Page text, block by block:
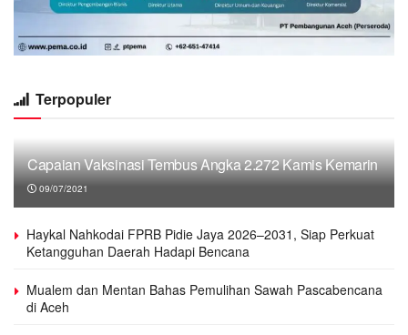
Terpopuler
Capaian Vaksinasi Tembus Angka 2.272 Kamis Kemarin
09/07/2021
Haykal Nahkodai FPRB Pidie Jaya 2026–2031, Siap Perkuat
Ketangguhan Daerah Hadapi Bencana
Mualem dan Mentan Bahas Pemulihan Sawah Pascabencana
di Aceh